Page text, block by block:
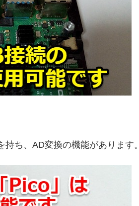
ち、AD変換の機能があります。